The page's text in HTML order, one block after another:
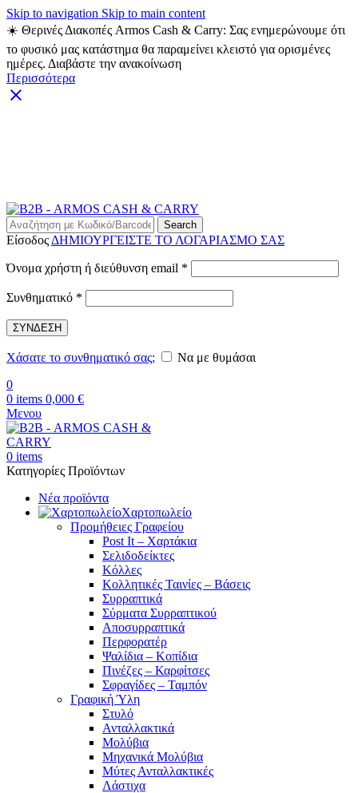
Skip to navigation Skip to main content
☀️ Θερινές Διακοπές Armos Cash & Carry: Σας ενημερώνουμε ότι
το φυσικό μας κατάστημα θα παραμείνει κλειστό για ορισμένες
ημέρες. Διαβάστε την ανακοίνωση
Περισσότερα
Search
Είσοδος ΔΗΜΙΟΥΡΓΕΙΣΤΕ ΤΟ ΛΟΓΑΡΙΑΣΜΟ ΣΑΣ
Όνομα χρήστη ή διεύθυνση email *
Συνθηματικό *
ΣΥΝΔΕΣΗ
Χάσατε το συνθηματικό σας;
Να με θυμάσαι
0
0 items 0,000 €
Μενου
0 items
Κατηγορίες Προϊόντων
Νέα προϊόντα
Χαρτοπωλείο
Προμήθειες Γραφείου
Post It – Χαρτάκια
Σελιδοδείκτες
Κόλλες
Κολλητικές Ταινίες – Βάσεις
Συρραπτικά
Σύρματα Συρραπτικού
Αποσυρραπτικά
Περφορατέρ
Ψαλίδια – Κοπίδια
Πινέζες – Καρφίτσες
Σφραγίδες – Ταμπόν
Γραφική Ύλη
Στυλό
Ανταλλακτικά
Μολύβια
Μηχανικά Μολύβια
Μύτες Ανταλλακτικές
Λάστιχα